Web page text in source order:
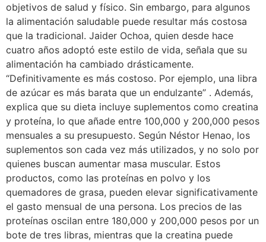
objetivos de salud y físico. Sin embargo, para algunos
la alimentación saludable puede resultar más costosa
que la tradicional. Jaider Ochoa, quien desde hace
cuatro años adoptó este estilo de vida, señala que su
alimentación ha cambiado drásticamente.
“Definitivamente es más costoso. Por ejemplo, una libra
de azúcar es más barata que un endulzante” . Además,
explica que su dieta incluye suplementos como creatina
y proteína, lo que añade entre 100,000 y 200,000 pesos
mensuales a su presupuesto. Según Néstor Henao, los
suplementos son cada vez más utilizados, y no solo por
quienes buscan aumentar masa muscular. Estos
productos, como las proteínas en polvo y los
quemadores de grasa, pueden elevar significativamente
el gasto mensual de una persona. Los precios de las
proteínas oscilan entre 180,000 y 200,000 pesos por un
bote de tres libras, mientras que la creatina puede